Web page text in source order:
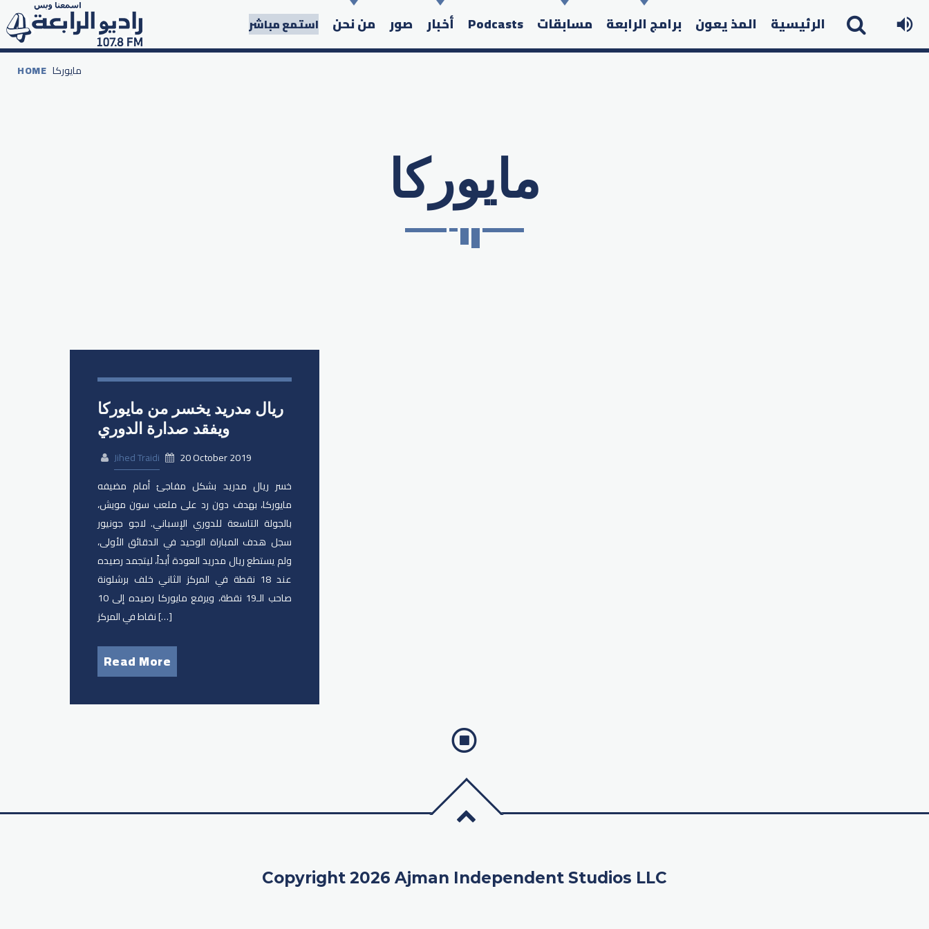
الرئيسية المذ يعون برامج الرابعة مسابقات Podcasts أخبار صور من نحن استمع مباشر
Search in the website:
HOME مايوركا
مايوركا
ريال مدريد يخسر من مايوركا
ويفقد صدارة الدوري
Jihed Traidi
20 October 2019
خسر ريال مدريد بشكل مفاجئ أمام مضيفه
مايوركا، بهدف دون رد على ملعب سون مويش،
بالجولة التاسعة للدوري الإسباني. لاجو جونيور
سجل هدف المباراة الوحيد في الدقائق الأولى،
ولم يستطع ريال مدريد العودة أبداً، ليتجمد رصيده
عند 18 نقطة في المركز الثاني خلف برشلونة
صاحب الـ19 نقطة، ويرفع مايوركا رصيده إلى 10
نقاط في المركز […]
Read More
Copyright 2026 Ajman Independent Studios LLC